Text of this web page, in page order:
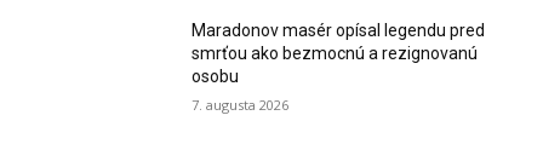
Maradonov masér opísal legendu pred
smrťou ako bezmocnú a rezignovanú
osobu
7. augusta 2026